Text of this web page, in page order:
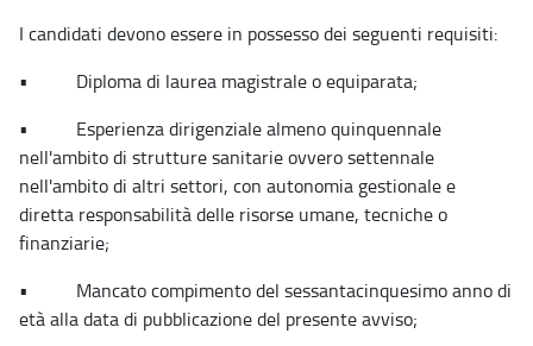
I candidati devono essere in possesso dei seguenti requisiti:
• Diploma di laurea magistrale o equiparata;
• Esperienza dirigenziale almeno quinquennale
nell'ambito di strutture sanitarie ovvero settennale
nell'ambito di altri settori, con autonomia gestionale e
diretta responsabilità delle risorse umane, tecniche o
finanziarie;
• Mancato compimento del sessantacinquesimo anno di
età alla data di pubblicazione del presente avviso;